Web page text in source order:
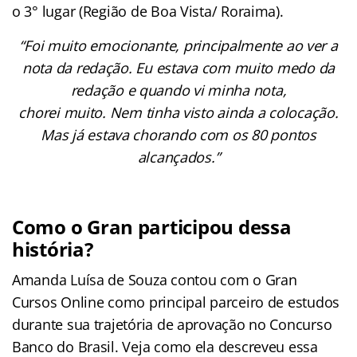
o 3° lugar (Região de Boa Vista/ Roraima).
“Foi muito emocionante, principalmente ao ver a
nota da redação. Eu estava com muito medo da
redação e quando vi minha nota,
chorei muito. Nem tinha visto ainda a colocação.
Mas já estava chorando com os 80 pontos
alcançados.”
Como o Gran participou dessa
história?
Amanda Luísa de Souza contou com o Gran
Cursos Online como principal parceiro de estudos
durante sua trajetória de aprovação no Concurso
Banco do Brasil. Veja como ela descreveu essa